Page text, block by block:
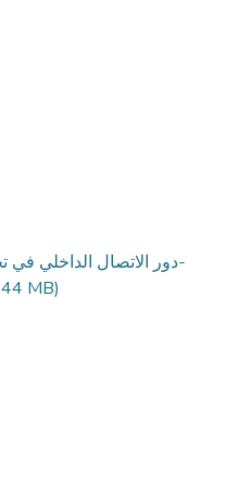
دور الاتصال الداخلي في
MB)